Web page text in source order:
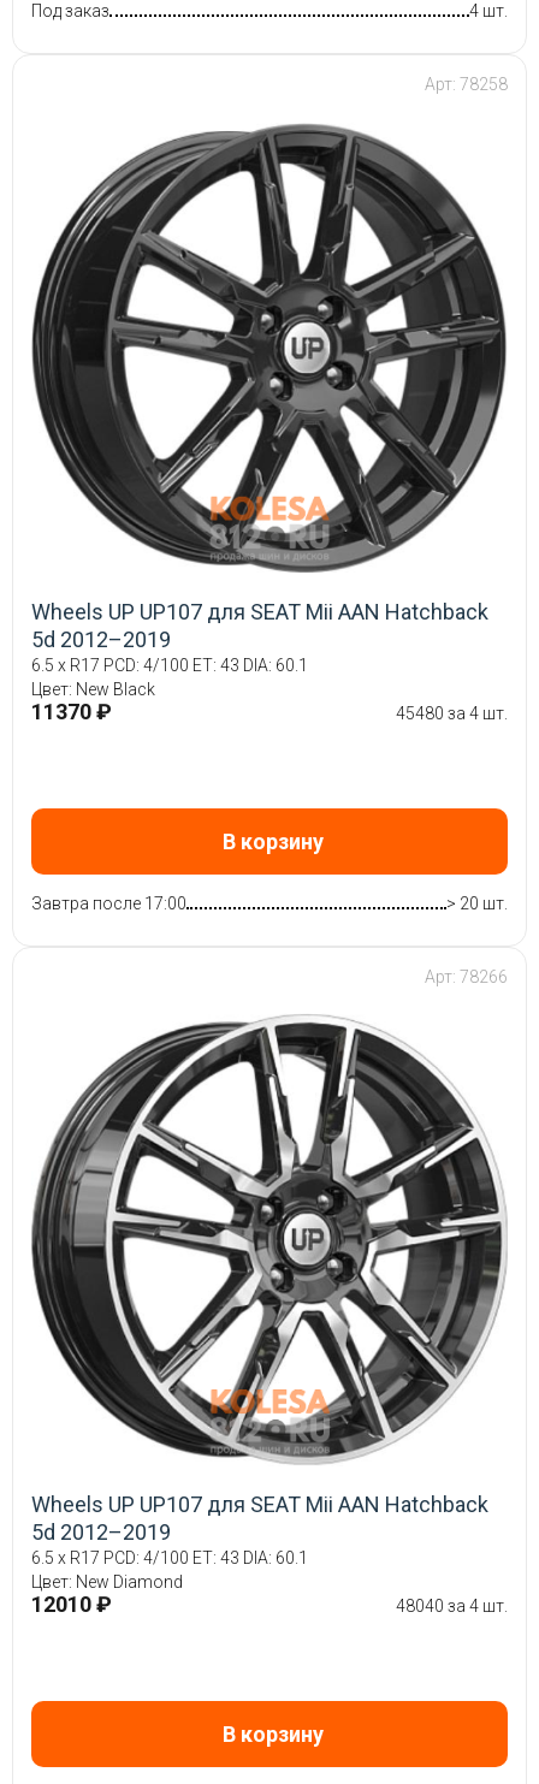
Под заказ 4 шт.
Арт: 78258
Wheels UP UP107 для SEAT Mii AAN Hatchback
5d 2012–2019
6.5 x R17 PCD: 4/100 ET: 43 DIA: 60.1
Цвет: New Black
11370 ₽ 45480 за 4 шт.
В корзину
Завтра после 17:00 > 20 шт.
Арт: 78266
Wheels UP UP107 для SEAT Mii AAN Hatchback
5d 2012–2019
6.5 x R17 PCD: 4/100 ET: 43 DIA: 60.1
Цвет: New Diamond
12010 ₽ 48040 за 4 шт.
В корзину